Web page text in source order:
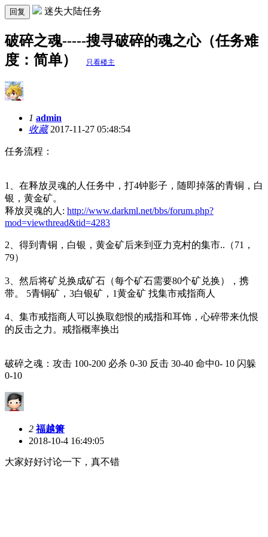
回复 迷失大陆任务
破碎之魂-----搜寻破碎的魂之心（任务难
度：简单）
只看楼主
1 admin
收藏2017-11-27 05:48:54
任务流程：
1、在释放灵魂的人任务中，打4钟影子，随即掉落的青铜，白
银，黄金矿。
释放灵魂的人: http://www.darkml.net/bbs/forum.php?
mod=viewthread&tid=4283
2、得到青铜，白银，黄金矿后来到亚力克村的集市..（71，
79）
3、然后将矿兑换成矿石（每个矿石需要80个矿兑换），携
带。 5青铜矿，3白银矿，1黄金矿 找集市戒指商人
4、集市戒指商人可以换取怨恨的戒指和耳饰，心碎带来仇恨
的反击之力。戒指概率换出
破碎之魂：攻击 100-200 必杀 0-30 反击 30-40 命中0- 10 闪躲
0-10
2 福越箫
2018-10-4 16:49:05
大家好好讨论一下，真不错